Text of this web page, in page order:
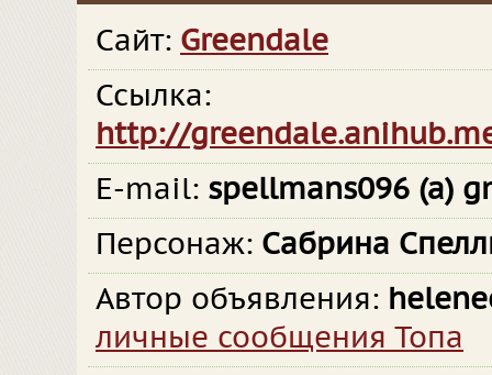
Сайт: Greendale
Ссылка:
http://
E-mail: spellmans096 (a)
Персонаж: Сабрина
Автор объявления:
личные сообщения Топа